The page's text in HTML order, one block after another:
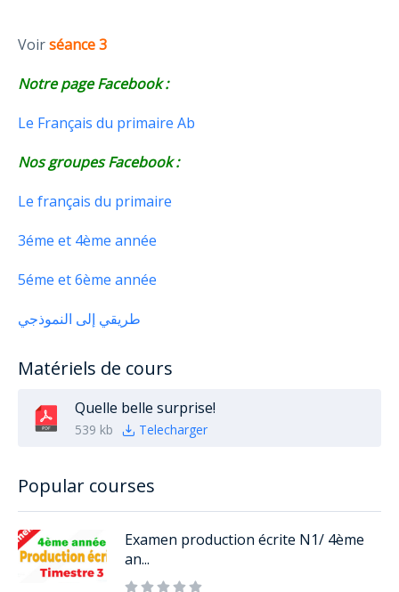
Voirséance 3
Notre page Facebook :
Le Français du primaire Ab
Nos groupes Facebook :
Le français du primaire
3éme et 4ème année
5éme et 6ème année
طريقي إلى النموذجي
Matériels de cours
Quelle belle surprise!
539 kb Telecharger
Popular courses
Examen production écrite N1/ 4ème
an...